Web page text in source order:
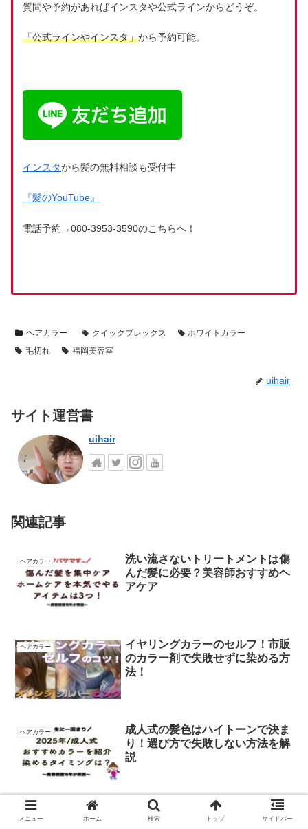
質問や予約があればインスタや公式ラインからどうぞ。
「公式ラインやインスタ」から予約可能。
インスタから髪の無料相談も受付中
『髪のYouTube』
電話予約→080-3953-3590のこちらへ！
ヘアカラー クイックプレックス
ホワイトカラー
毛切れ
福岡美容室
uihair
サイト運営書
uihair
関連記事
ヘアカラー
洗い流さないトリートメントは傷
んだ髪に必要？美容師おすすめヘ
アケア
ヘアカラー
イヤリングカラーのセルフ！市販
のカラー剤で失敗せずに染める方
法！
ヘアカラー
成人式の髪色はハイトーンで決ま
り！選び方で失敗しない方法を解
説
ヘアカラー
【成人式】髪型がショートの男性
メニュー ホーム 検索 トップ サイドバー